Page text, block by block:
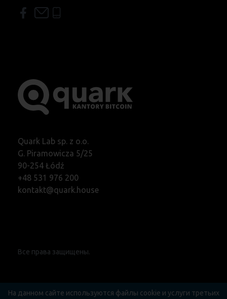
Quark Lab sp. z o.o.
G. Piramowicza 5/25
90-254 Łódź
+48 531 976 200
kontakt@quark.house
Все права защищены.
На данном сайте используются файлы cookie и услуги третьих